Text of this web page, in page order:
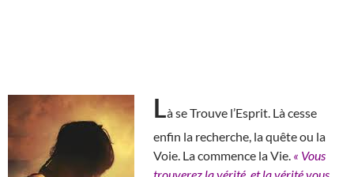
Là se Trouve l’Esprit. Là cesse
enfin la recherche, la quête ou la
Voie. La commence la Vie. « Vous
trouverez la vérité, et la vérité vous